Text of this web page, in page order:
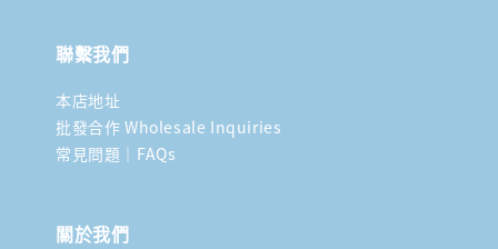
聯繫我們
本店地址
批發合作 Wholesale Inquiries
常見問題｜FAQs
關於我們